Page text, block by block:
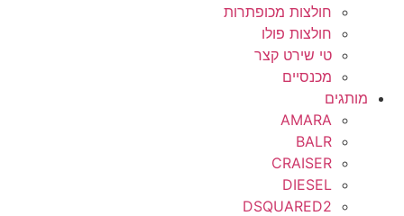
חולצות מכופתרות
חולצות פולו
טי שירט קצר
מכנסיים
מותגים
AMARA
BALR
CRAISER
DIESEL
DSQUARED2